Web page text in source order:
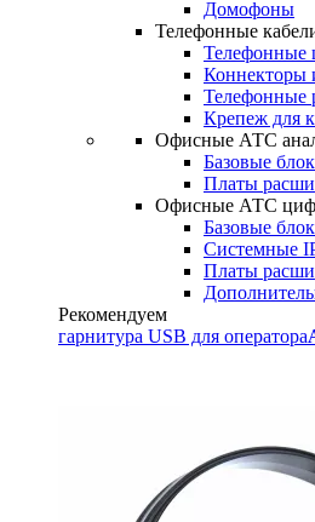
Домофоны
Телефонные
Коннекторы
Телефонные
Крепеж для
Офисные АТС
Базовые
Платы
Офисные АТС
Базовые
Системные
Платы
Рекомендуем
гарнитура USB для оператора